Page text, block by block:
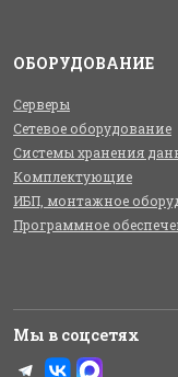
ОБОРУДОВАНИЕ
Серверы
Сетевое оборудование
Системы хранения
Комплектующие
ИБП, монтажное
Программное
Мы в соцсетях